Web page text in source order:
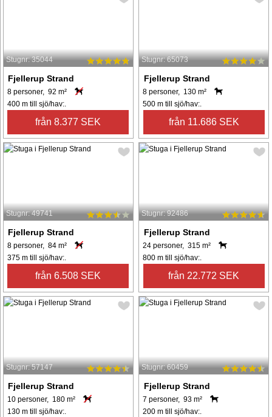
Stugnr: 35044
Fjellerup Strand
8 personer, 92 m²
400 m till sjö/hav:.
från 8.377 SEK
Stugnr: 65073
Fjellerup Strand
8 personer, 130 m²
500 m till sjö/hav:.
från 11.686 SEK
Stugnr: 49741
Fjellerup Strand
8 personer, 84 m²
375 m till sjö/hav:.
från 6.508 SEK
Stugnr: 92486
Fjellerup Strand
24 personer, 315 m²
800 m till sjö/hav:.
från 22.772 SEK
Stugnr: 57147
Fjellerup Strand
10 personer, 180 m²
130 m till sjö/hav:.
Stugnr: 60459
Fjellerup Strand
7 personer, 93 m²
200 m till sjö/hav:.